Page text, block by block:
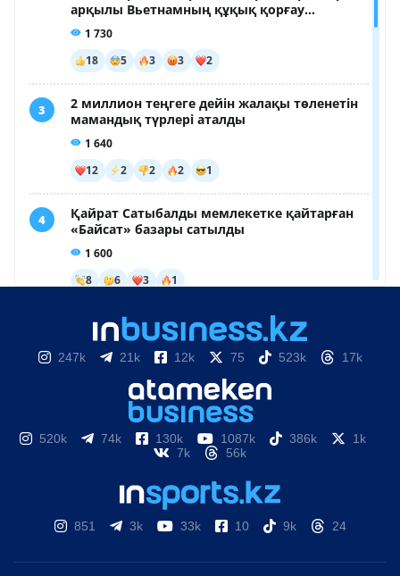
247k 21k 12k 75 523k 17k
520k 74k 130k 1087k 386k
1k
7k
56k
851 3k 33k 10 9k 24